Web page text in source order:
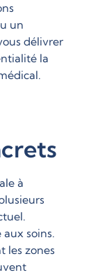
un
délivrer
la
à
soins.
les zones